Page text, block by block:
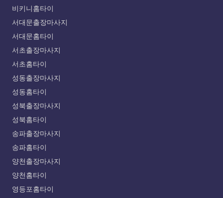
비키니홈타이
서대문출장마사지
서대문홈타이
서초출장마사지
서초홈타이
성동출장마사지
성동홈타이
성북출장마사지
성북홈타이
송파출장마사지
송파홈타이
양천출장마사지
양천홈타이
영등포홈타이